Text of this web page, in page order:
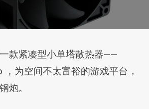
款紧凑型小单塔散热器——
，为空间不太富裕的游戏平台，
炮。